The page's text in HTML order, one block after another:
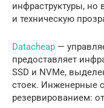
инфраструктуры, но
и техническую
Datacheap —
предоставляет
SSD и NVMe,
стоек. Инженерные
резервированием: